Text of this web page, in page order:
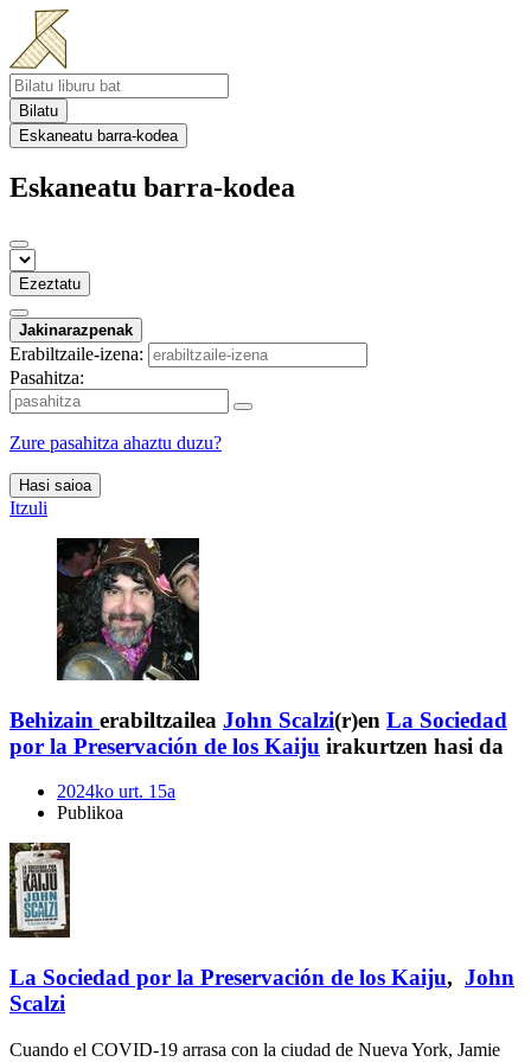
Bilatu
Eskaneatu barra-kodea
Eskaneatu barra-kodea
Ezeztatu
Jakinarazpenak
Erabiltzaile-izena:
Pasahitza:
Zure pasahitza ahaztu duzu?
Hasi saioa
Itzuli
Behizain erabiltzailea John Scalzi(r)en La Sociedad
por la Preservación de los Kaiju irakurtzen hasi da
2024ko urt. 15a
Publikoa
La Sociedad por la Preservación de los Kaiju, John
Scalzi
Cuando el COVID-19 arrasa con la ciudad de Nueva York, Jamie